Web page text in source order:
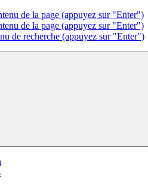
de la page (appuyez sur "Enter")
de la page (appuyez sur "Enter")
de recherche (appuyez sur "Enter")